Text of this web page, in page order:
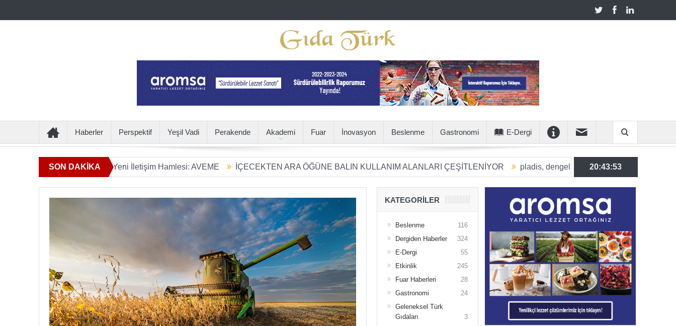
Haberler Perspektif Yeşil Vadi Perakende Akademi Fuar İnovasyon Beslenme Gastronomi E-Dergi
SON DAKİKA
Ötesine Geçen Yeni İletişim Hamlesi: AVEME İÇECEKTEN ARA ÖĞÜNE BALIN KULLANIM ALANLARI ÇEŞİTLENİYOR pladis, dengeli beslenmeye katkı sunan ürün hacmini
20:43:54
KATEGORILER
Beslenme
116
Dergiden Haberler
324
E-Dergi
55
Etkinlik
245
Fuar Haberleri
28
Gastronomi
24
Geleneksel Türk
Gıdaları
3